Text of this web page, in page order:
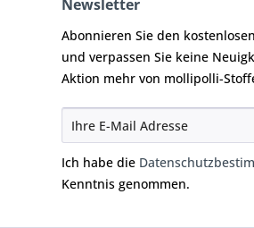
Newsletter
Abonnieren Sie den
und verpassen Sie keine
Aktion mehr von mollipolli-
Ich habe die
Kenntnis genommen.